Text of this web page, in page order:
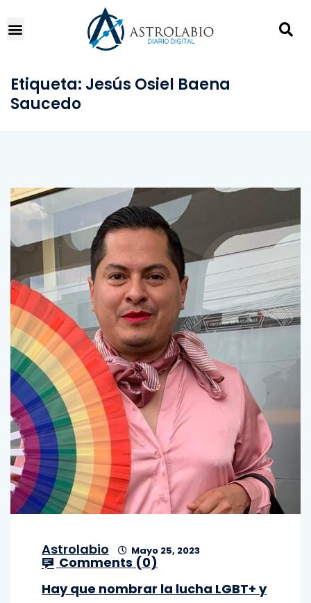
Etiqueta: Jesús Osiel Baena
Saucedo
Astrolabio Mayo 25, 2023
Comments (0)
Hay que nombrar la lucha LGBT+ y